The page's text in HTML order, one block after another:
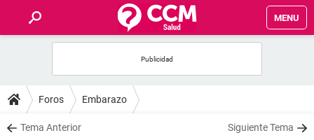
MENU
FOROS
SALUD
Foros Embarazo
Tema Anterior Siguiente Tema